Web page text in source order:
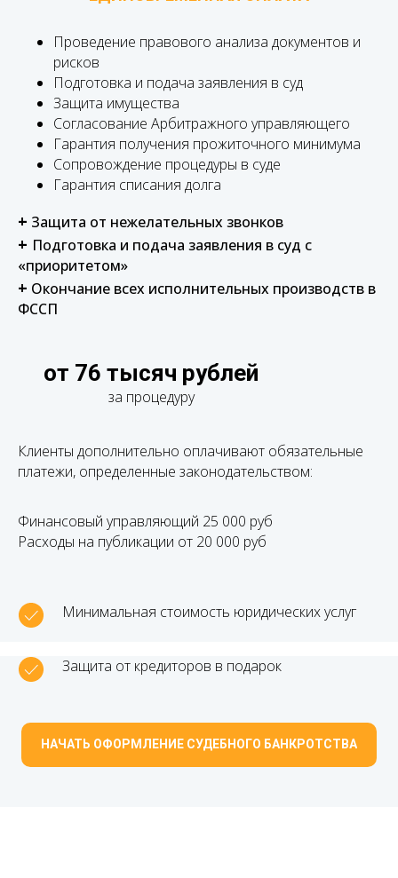
Проведение правового анализа документов и
рисков
Подготовка и подача заявления в суд
Защита имущества
Согласование Арбитражного управляющего
Гарантия получения прожиточного минимума
Сопровождение процедуры в суде
Гарантия списания долга
+ Защита от нежелательных звонков
+ Подготовка и подача заявления в суд с
«приоритетом»
+ Окончание всех исполнительных производств в
ФССП
от 76 тысяч рублей
за процедуру
Клиенты дополнительно оплачивают обязательные
платежи, определенные законодательством:
Финансовый управляющий 25 000 руб
Расходы на публикации от 20 000 руб
Минимальная стоимость юридических услуг
Защита от кредиторов в подарок
НАЧАТЬ ОФОРМЛЕНИЕ СУДЕБНОГО БАНКРОТСТВА